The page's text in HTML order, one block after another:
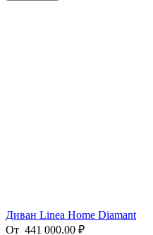
Диван Linea Home Diamant
От 441 000.00 ₽